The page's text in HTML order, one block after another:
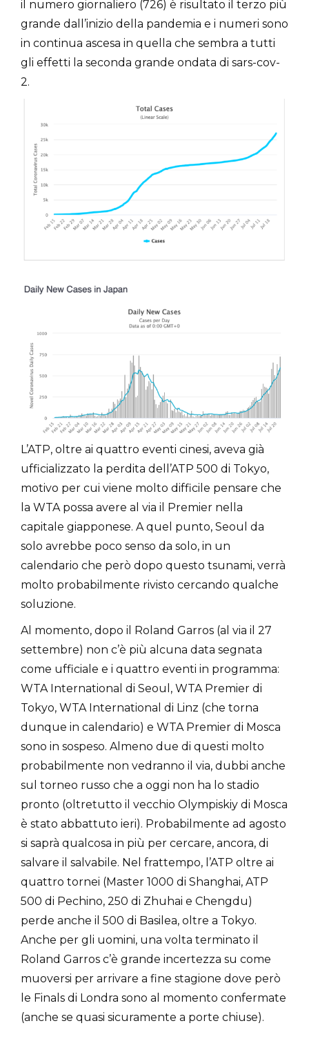
il numero giornaliero (726) è risultato il terzo più
grande dall’inizio della pandemia e i numeri sono
in continua ascesa in quella che sembra a tutti
gli effetti la seconda grande ondata di sars-cov-
2.
L’ATP, oltre ai quattro eventi cinesi, aveva già
ufficializzato la perdita dell’ATP 500 di Tokyo,
motivo per cui viene molto difficile pensare che
la WTA possa avere al via il Premier nella
capitale giapponese. A quel punto, Seoul da
solo avrebbe poco senso da solo, in un
calendario che però dopo questo tsunami, verrà
molto probabilmente rivisto cercando qualche
soluzione.
Al momento, dopo il Roland Garros (al via il 27
settembre) non c’è più alcuna data segnata
come ufficiale e i quattro eventi in programma:
WTA International di Seoul, WTA Premier di
Tokyo, WTA International di Linz (che torna
dunque in calendario) e WTA Premier di Mosca
sono in sospeso. Almeno due di questi molto
probabilmente non vedranno il via, dubbi anche
sul torneo russo che a oggi non ha lo stadio
pronto (oltretutto il vecchio Olympiskiy di Mosca
è stato abbattuto ieri). Probabilmente ad agosto
si saprà qualcosa in più per cercare, ancora, di
salvare il salvabile. Nel frattempo, l’ATP oltre ai
quattro tornei (Master 1000 di Shanghai, ATP
500 di Pechino, 250 di Zhuhai e Chengdu)
perde anche il 500 di Basilea, oltre a Tokyo.
Anche per gli uomini, una volta terminato il
Roland Garros c’è grande incertezza su come
muoversi per arrivare a fine stagione dove però
le Finals di Londra sono al momento confermate
(anche se quasi sicuramente a porte chiuse).